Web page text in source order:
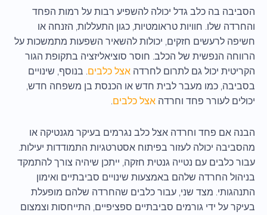
הסביבה בה כלב גדל יכולה להשפיע רבות על רמות הפחד
והחרדה שלו. חוויות טראומטיות, כגון התעללות, הזנחה או
חשיפה לרעשים חזקים, יכולות להשאיר השפעות מתמשכות על
הרווחה הנפשית של הכלב. חוסר סוציאליזציה בתקופת הגור
הקריטית יכול גם לתרום לחרדה אצל כלבים. בנוסף, שינויים
בסביבה, כמו מעבר לבית חדש או הכנסת בן משפחה חדש,
יכולים לעורר פחד וחרדה אצל כלבים.
הבנה אם פחד וחרדה אצל כלב נגרמים בעיקר מגנטיקה או
מהסביבה יכולה לעזור בפיתוח אסטרטגיות התמודדות יעילות.
עבור כלבים עם נטייה גנטית חזקה, ייתכן שיהיה צורך להתמקד
בניהול החרדה שלהם באמצעות שינויים סביבתיים ואימון
התנהגותי. מצד שני, עבור כלבים שהחרדה שלהם מופעלת
בעיקר על ידי גורמים סביבתיים ספציפיים, התייחסות וצמצום